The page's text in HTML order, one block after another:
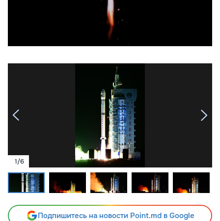
1/6
Подпишитесь на новости Point.md в Google